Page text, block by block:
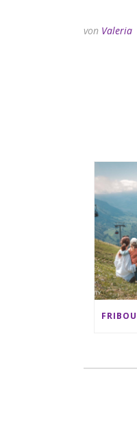
von Valeria